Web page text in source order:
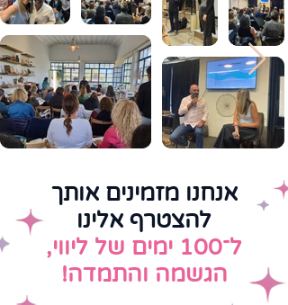
אנחנו מזמינים אותך
להצטרף אלינו
ל־100 ימים של ליווי,
הגשמה והתמדה!